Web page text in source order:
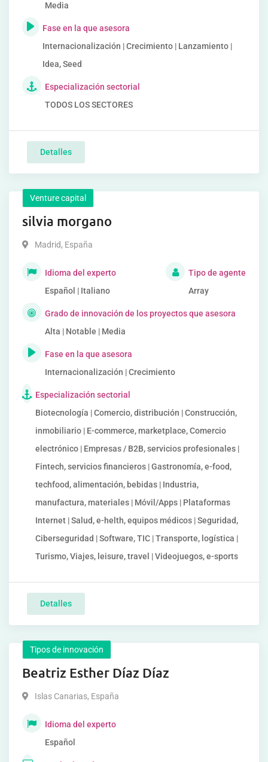
Media
Fase en la que asesora
Internacionalización | Crecimiento | Lanzamiento |
Idea, Seed
Especialización sectorial
TODOS LOS SECTORES
Detalles
Venture capital
silvia morgano
Madrid, España
Idioma del experto
Español | Italiano
Tipo de agente
Array
Grado de innovación de los proyectos que asesora
Alta | Notable | Media
Fase en la que asesora
Internacionalización | Crecimiento
Especialización sectorial
Biotecnología | Comercio, distribución | Construcción,
inmobiliario | E-commerce, marketplace, Comercio
electrónico | Empresas / B2B, servicios profesionales |
Fintech, servicios financieros | Gastronomía, e-food,
techfood, alimentación, bebidas | Industria,
manufactura, materiales | Móvil/Apps | Plataformas
Internet | Salud, e-helth, equipos médicos | Seguridad,
Ciberseguridad | Software, TIC | Transporte, logística |
Turismo, Viajes, leisure, travel | Videojuegos, e-sports
Detalles
Tipos de innovación
Beatriz Esther Díaz Díaz
Islas Canarias, España
Idioma del experto
Español